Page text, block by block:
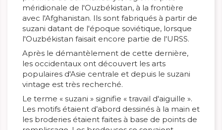
méridionale de l'Ouzbékistan, à la frontière
avec l'Afghanistan. Ils sont fabriqués à partir de
suzani datant de l'époque soviétique, lorsque
l'Ouzbékistan faisait encore partie de l'URSS.
Après le démantèlement de cette dernière,
les occidentaux ont découvert les arts
populaires d'Asie centrale et depuis le suzani
vintage est très recherché.
Le terme « suzani » signifie « travail d'aiguille ».
Les motifs étaient d’abord dessinés à la main et
les broderies étaient faites à base de points de